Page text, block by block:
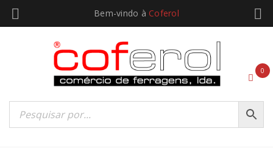
Bem-vindo à Coferol
0